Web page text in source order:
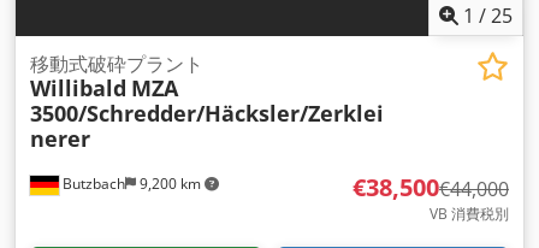
1 /25
Butzbach 9,200 km
移動式破砕プラント
Willibald MZA
3500/Schredder/Häcksler/Zerklei
nerer
€38,500€44,000
VB 消費税別